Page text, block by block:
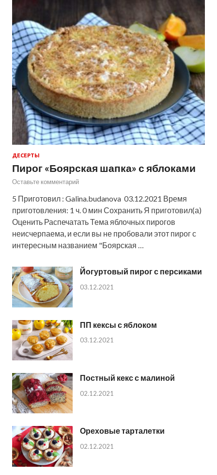
ДЕСЕРТЫ
Пирог «Боярская шапка» с яблоками
Оставьте комментарий
5 Приготовил : Galina.budanova 03.12.2021 Время
приготовления: 1 ч. 0 мин Сохранить Я приготовил(а)
Оценить Распечатать Тема яблочных пирогов
неисчерпаема, и если вы не пробовали этот пирог с
интересным названием "Боярская …
Йогуртовый пирог с персиками
03.12.2021
ПП кексы с яблоком
03.12.2021
Постный кекс с малиной
02.12.2021
Ореховые тарталетки
02.12.2021